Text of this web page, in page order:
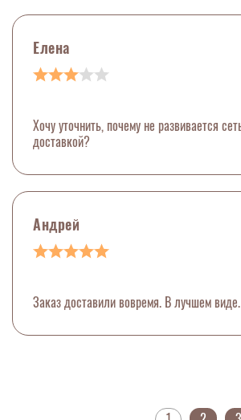
Елена
Хочу уточнить, почему не развивается
доставкой?
Андрей
Заказ доставили вовремя. В лучшем